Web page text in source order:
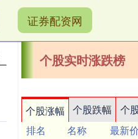
证券配资网
个股实时涨跌榜
个股涨幅 个股跌幅 个
排名
名称 最新价